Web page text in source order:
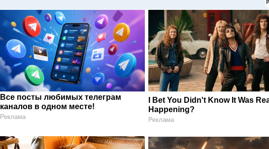
Все посты любимых телеграм
каналов в одном месте!
Реклама
I Bet You Didn't Know It Was
Happening?
Реклама